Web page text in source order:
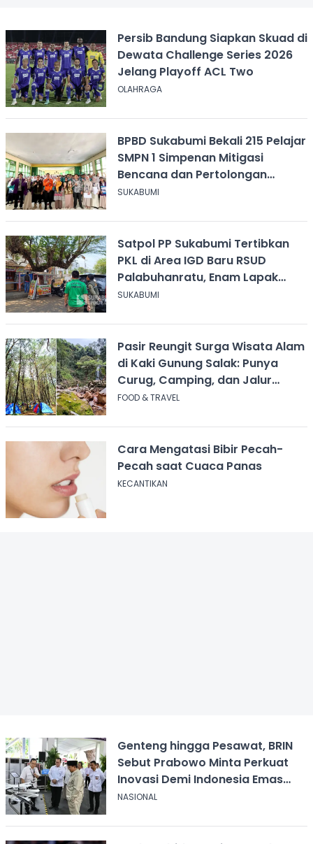
Persib Bandung Siapkan Skuad di
Dewata Challenge Series 2026
Jelang Playoff ACL Two
OLAHRAGA
BPBD Sukabumi Bekali 215 Pelajar
SMPN 1 Simpenan Mitigasi
Bencana dan Pertolongan
Psikologis
SUKABUMI
Satpol PP Sukabumi Tertibkan
PKL di Area IGD Baru RSUD
Palabuhanratu, Enam Lapak
Dibongkar Mandiri
SUKABUMI
Pasir Reungit Surga Wisata Alam
di Kaki Gunung Salak: Punya
Curug, Camping, dan Jalur
Pendakian
FOOD & TRAVEL
Cara Mengatasi Bibir Pecah-
Pecah saat Cuaca Panas
KECANTIKAN
Genteng hingga Pesawat, BRIN
Sebut Prabowo Minta Perkuat
Inovasi Demi Indonesia Emas
2045
NASIONAL